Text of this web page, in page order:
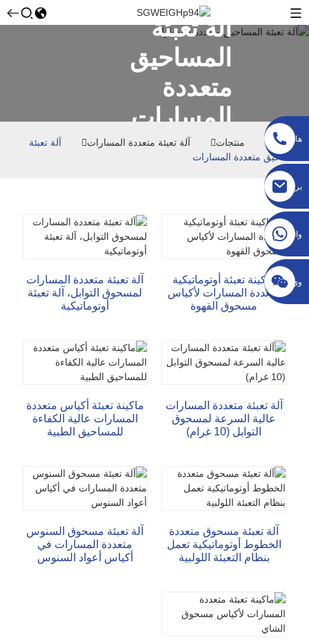
هاتف
بريد
إلكتروني
واتساب
وي
آلة تعبئة
المساحيق
متعددة
المسارات
بيت منتجات آلة تعبئة متعددة المسارات
آلة تعبئة
المساحيق متعددة المسارات
ماكينة تعبئة أوتوماتيكية
متعددة المسارات لأكياس
مسحوق القهوة
آلة تعبئة متعددة المسارات
لمسحوق التوابل، آلة تعبئة
أوتوماتيكية
آلة تعبئة متعددة المسارات
عالية السرعة لمسحوق
التوابل (10 غرام)
ماكينة تعبئة أكياس متعددة
المسارات عالية الكفاءة
للمساحيق الطبية
آلة تعبئة مسحوق متعددة
الخطوط أوتوماتيكية تعمل
بنظام التعبئة اللولبية
آلة تعبئة مسحوق السنوس
متعددة المسارات في
أكياس أعواد السنوس